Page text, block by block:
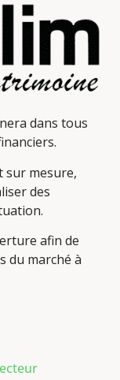
dans tous
sur mesure,
des
afin de
du marché à